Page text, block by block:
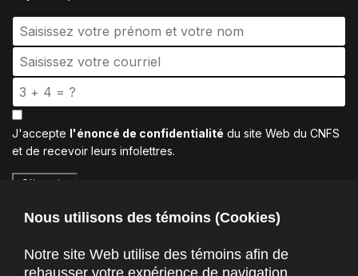
J'accepte l'énoncé de confidentialité du site Web du CNFS
et de recevoir leurs infolettres.
S'inscrire
Nous utilisons des témoins (Cookies)
Notre site Web utilise des témoins afin de